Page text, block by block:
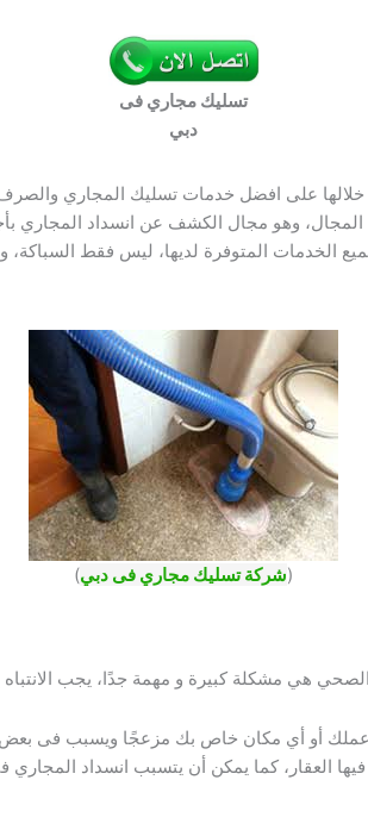
تسليك مجاري فى
دبي
على افضل خدمات تسليك المجاري
وهو مجال الكشف عن انسداد المجاري
الخدمات المتوفرة لديها، ليس فقط
(شركة تسليك مجاري فى دبي)
هي مشكلة كبيرة و مهمة جدًا، يجب الانتباه
أو أي مكان خاص بك مزعجًا ويسبب فى بعض
فيها العقار، كما يمكن أن يتسبب انسداد